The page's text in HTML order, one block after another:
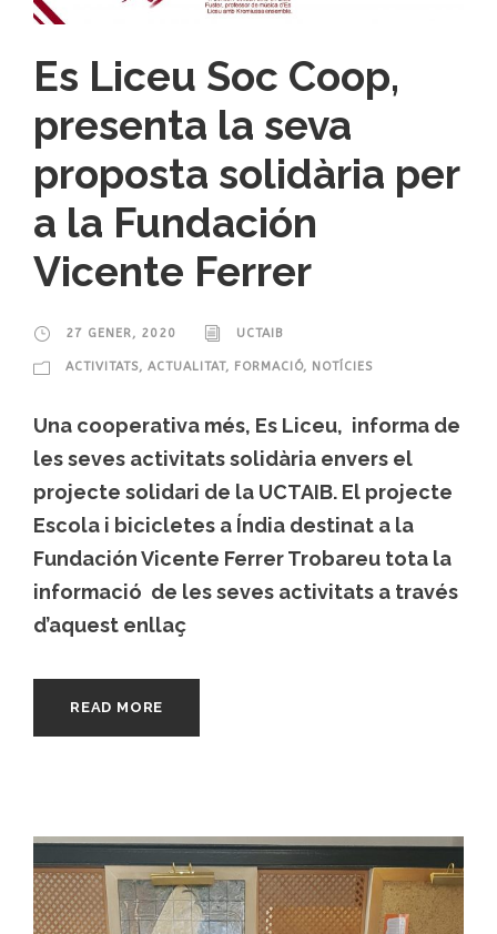
Es Liceu Soc Coop,
presenta la seva
proposta solidària per
a la Fundación
Vicente Ferrer
27 GENER, 2020 UCTAIB
ACTIVITATS, ACTUALITAT, FORMACIÓ, NOTÍCIES
Una cooperativa més, Es Liceu, informa de
les seves activitats solidària envers el
projecte solidari de la UCTAIB. El projecte
Escola i bicicletes a Índia destinat a la
Fundación Vicente Ferrer Trobareu tota la
informació de les seves activitats a través
d’aquest enllaç
READ MORE